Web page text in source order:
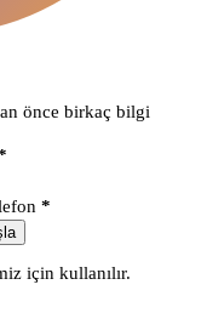
önce birkaç bilgi
*
için kullanılır.